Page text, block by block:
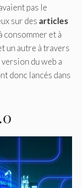
pas le
sur des articles
consommer et à
un autre à travers
du web a
donc lancés dans